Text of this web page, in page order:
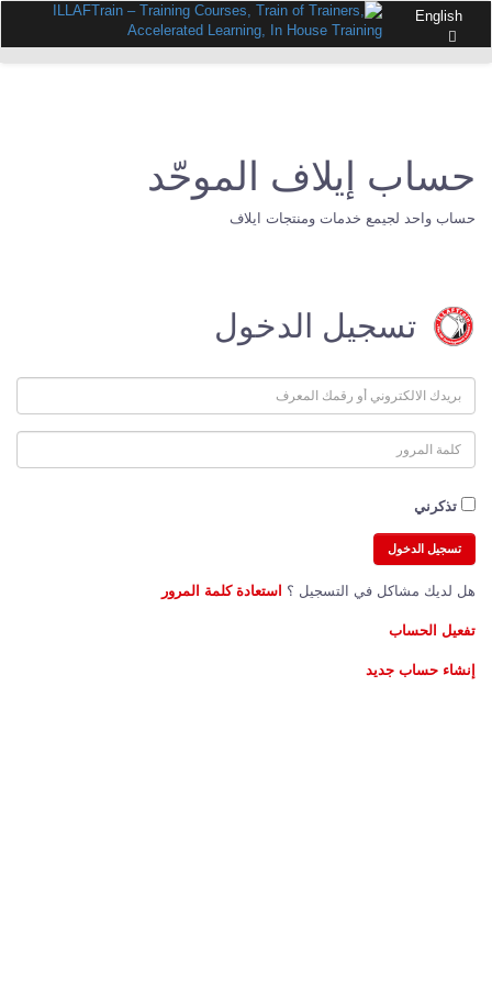
English
حساب إيلاف الموحّد
حساب واحد لجيمع خدمات ومنتجات ايلاف
تسجيل الدخول
تذكرني
هل لديك مشاكل في التسجيل ؟ استعادة كلمة المرور
تفعيل الحساب
إنشاء حساب جديد